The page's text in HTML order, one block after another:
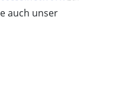
auch unser